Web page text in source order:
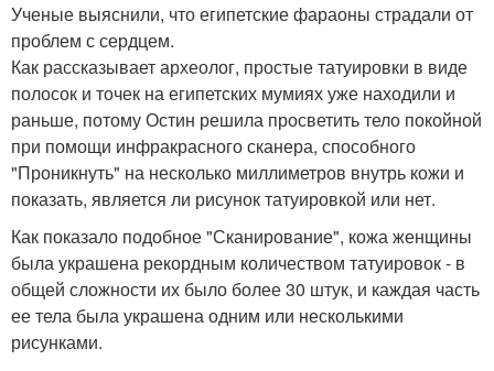
Ученые выяснили, что египетские фараоны страдали от
проблем с сердцем.
Как рассказывает археолог, простые татуировки в виде
полосок и точек на египетских мумиях уже находили и
раньше, потому Остин решила просветить тело покойной
при помощи инфракрасного сканера, способного
"Проникнуть" на несколько миллиметров внутрь кожи и
показать, является ли рисунок татуировкой или нет.
Как показало подобное "Сканирование", кожа женщины
была украшена рекордным количеством татуировок - в
общей сложности их было более 30 штук, и каждая часть
ее тела была украшена одним или несколькими
рисунками.